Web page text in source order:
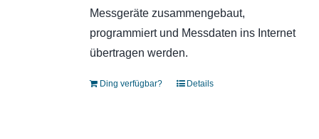
Messgeräte zusammengebaut,
programmiert und Messdaten ins Internet
übertragen werden.
Ding verfügbar? Details